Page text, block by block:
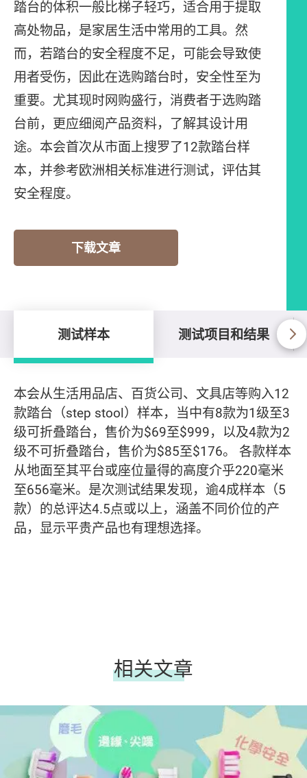
踏台的体积一般比梯子轻巧，适合用于提取
高处物品，是家居生活中常用的工具。然
而，若踏台的安全程度不足，可能会导致使
用者受伤，因此在选购踏台时，安全性至为
重要。尤其现时网购盛行，消费者于选购踏
台前，更应细阅产品资料，了解其设计用
途。本会首次从市面上搜罗了12款踏台样
本，并参考欧洲相关标准进行测试，评估其
安全程度。
下载文章
测试样本 测试项目和结果
测试样本
本会从生活用品店、百货公司、文具店等购入12
款踏台（step stool）样本，当中有8款为1级至3
级可折叠踏台，售价为$69至$999，以及4款为2
级不可折叠踏台，售价为$85至$176。 各款样本
从地面至其平台或座位量得的高度介乎220毫米
至656毫米。是次测试结果发现，逾4成样本（5
款）的总评达4.5点或以上，涵盖不同价位的产
品，显示平贵产品也有理想选择。
相关文章